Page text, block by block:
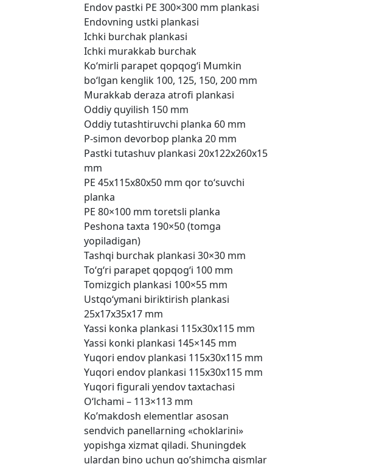
Endov pastki PE 300×300 mm plankasi
Endovning ustki plankasi
Ichki burchak plankasi
Ichki murakkab burchak
Ko‘mirli parapet qopqog‘i Mumkin
bo‘lgan kenglik 100, 125, 150, 200 mm
Murakkab deraza atrofi plankasi
Oddiy quyilish 150 mm
Oddiy tutashtiruvchi planka 60 mm
P-simon devorbop planka 20 mm
Pastki tutashuv plankasi 20x122x260x15
mm
PE 45x115x80x50 mm qor to‘suvchi
planka
PE 80×100 mm toretsli planka
Peshona taxta 190×50 (tomga
yopiladigan)
Tashqi burchak plankasi 30×30 mm
To‘g‘ri parapet qopqog‘i 100 mm
Tomizgich plankasi 100×55 mm
Ustqo‘ymani biriktirish plankasi
25x17x35x17 mm
Yassi konka plankasi 115x30x115 mm
Yassi konki plankasi 145×145 mm
Yuqori endov plankasi 115x30x115 mm
Yuqori endov plankasi 115x30x115 mm
Yuqori figurali yendov taxtachasi
O‘lchami – 113×113 mm
Ko’makdosh elementlar asosan
sendvich panellarning «choklarini»
yopishga xizmat qiladi. Shuningdek
ulardan bino uchun qo’shimcha qismlar